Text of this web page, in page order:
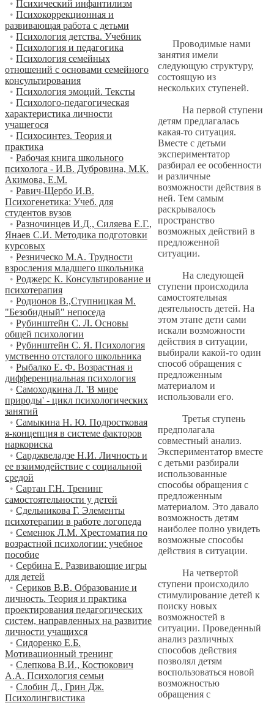
• Психический инфантилизм
• Психокоррекционная и
развивающая работа с детьми
• Психология детства. Учебник
• Психология и педагогика
• Психология семейных
отношений с основами семейного
консультирования
• Психология эмоций. Тексты
• Психолого-педагогическая
характеристика личности
учащегося
• Психосинтез. Теория и
практика
• Рабочая книга школьного
психолога - И.В. Дубровина, М.К.
Акимова, Е.М.
• Равич-Щербо И.В.
Психогенетика: Учеб. для
студентов вузов
• Разночинцев И.Д., Силяева Е.Г.,
Янаев С.И. Методика подготовки
курсовых
• Резническо М.А. Трудности
взросления младшего школьника
• Роджерс К. Консультирование и
психотерапия
• Родионов В.,Ступницкая М.
"Безобидный" непоседа
• Рубинштейн С. Л. Основы
общей психологии
• Рубинштейн С. Я. Психология
умственно отсталого школьника
• Рыбалко Е. Ф. Возрастная и
дифференциальная психология
• Самоходкина Л. 'В мире
природы' - цикл психологических
занятий
• Самыкина Н. Ю. Подростковая
я-концепция в системе факторов
наркориска
• Сарджвеладзе Н.И. Личность и
ее взаимодействие с социальной
средой
• Сартан Г.Н. Тренинг
самостоятельности у детей
• Сдельникова Г. Элементы
психотерапии в работе логопеда
• Семенюк Л.М. Хрестоматия по
возрастной психологии: учебное
пособие
• Сербина Е. Развивающие игры
для детей
• Сериков В.В. Образование и
личность. Теория и практика
проектирования педагогических
систем, направленных на развитие
личности учащихся
• Сидоренко Е.Б.
Мотивационный тренинг
• Слепкова В.И., Костюкович
А.А. Психология семьи
• Слобин Д., Грин Дж.
Психолингвистика
Проводимые нами
занятия имели
следующую структуру,
состоящую из
нескольких ступеней.
На первой ступени
детям предлагалась
какая-то ситуация.
Вместе с детьми
экспериментатор
разбирал ее особенности
и различные
возможности действия в
ней. Тем самым
раскрывалось
пространство
возможных действий в
предложенной
ситуации.
На следующей
ступени происходила
самостоятельная
деятельность детей. На
этом этапе дети сами
искали возможности
действия в ситуации,
выбирали какой-то один
способ обращения с
предложенным
материалом и
использовали его.
Третья ступень
предполагала
совместный анализ.
Экспериментатор вместе
с детьми разбирали
использованные
способы обращения с
предложенным
материалом. Это давало
возможность детям
наиболее полно увидеть
возможные способы
действия в ситуации.
На четвертой
ступени происходило
стимулирование детей к
поиску новых
возможностей в
ситуации. Проведенный
анализ различных
способов действия
позволял детям
воспользоваться новой
возможностью
обращения с